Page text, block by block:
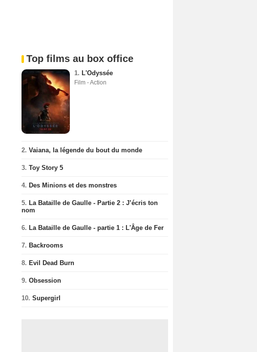
Top films au box office
1. L'Odyssée
Film - Action
2. Vaiana, la légende du bout du monde
3. Toy Story 5
4. Des Minions et des monstres
5. La Bataille de Gaulle - Partie 2 : J’écris ton
nom
6. La Bataille de Gaulle - partie 1 : L'Âge de Fer
7. Backrooms
8. Evil Dead Burn
9. Obsession
10. Supergirl